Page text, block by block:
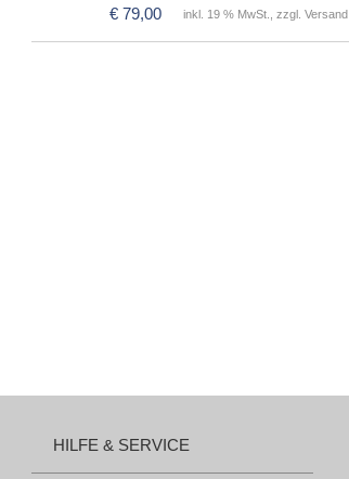
€ 79,00 inkl. 19 % MwSt., zzgl. Versand
HILFE & SERVICE